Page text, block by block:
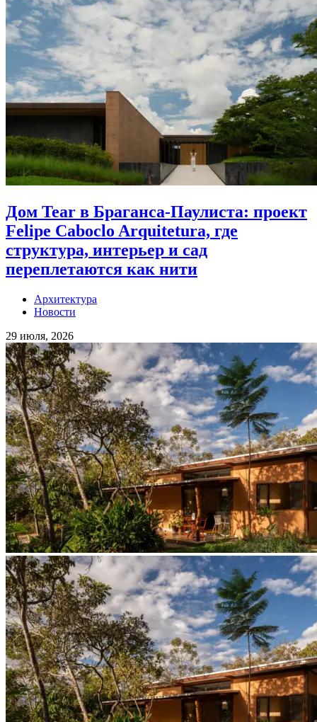
Дом Tear в Браганса-Паулиста: проект
Felipe Caboclo Arquitetura, где
структура, интерьер и сад
переплетаются как нити
Архитектура
Новости
29 июля, 2026